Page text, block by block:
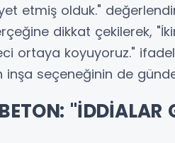
etmiş olduk."
dikkat çekilerek,
ortaya koyuyoruz."
inşa seçeneğinin de
"İDDİALAR